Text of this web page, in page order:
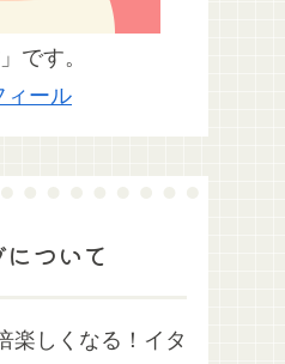
」です。
ィール
ついて
楽しくなる！イタ